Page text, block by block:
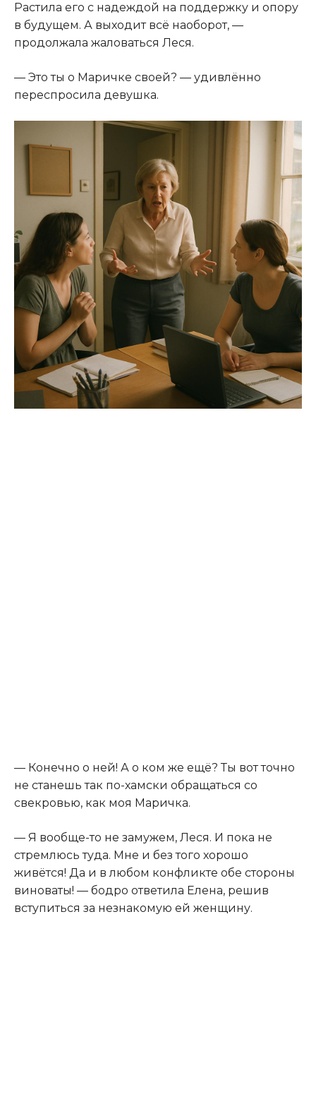
Растила его с надеждой на поддержку и опору
в будущем. А выходит всё наоборот, —
продолжала жаловаться Леся.
— Это ты о Маричке своей? — удивлённо
переспросила девушка.
— Конечно о ней! А о ком же ещё? Ты вот точно
не станешь так по-хамски обращаться со
свекровью, как моя Маричка.
— Я вообще-то не замужем, Леся. И пока не
стремлюсь туда. Мне и без того хорошо
живётся! Да и в любом конфликте обе стороны
виноваты! — бодро ответила Елена, решив
вступиться за незнакомую ей женщину.